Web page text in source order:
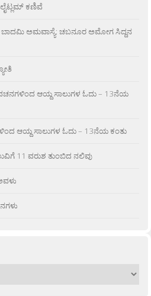
ಕಣಿವೆ
ಬಾದಮಿ ಅಮವಾಸ್ಯೆ: ಚಬನೂರ ಅಮೋಗ ಸಿದ್ದನ
ಆಯ್ದ ಸಾಲುಗಳ ಓದು – 13ನೆಯ
ಆಯ್ದ ಸಾಲುಗಳ ಓದು – 13ನೆಯ ಕಂತು
11 ವರುಶ ತುಂಬಿದ ನಲಿವು